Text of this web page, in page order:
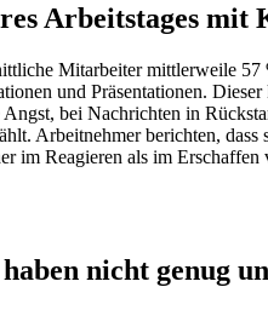
Arbeitstages
Mitarbeiter mittlerweile
und Präsentationen.
bei Nachrichten in
Arbeitnehmer berichten,
im Reagieren als im
nicht genug